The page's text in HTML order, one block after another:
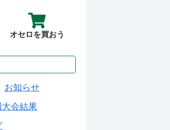
オセロを買おう
お知らせ
会結果